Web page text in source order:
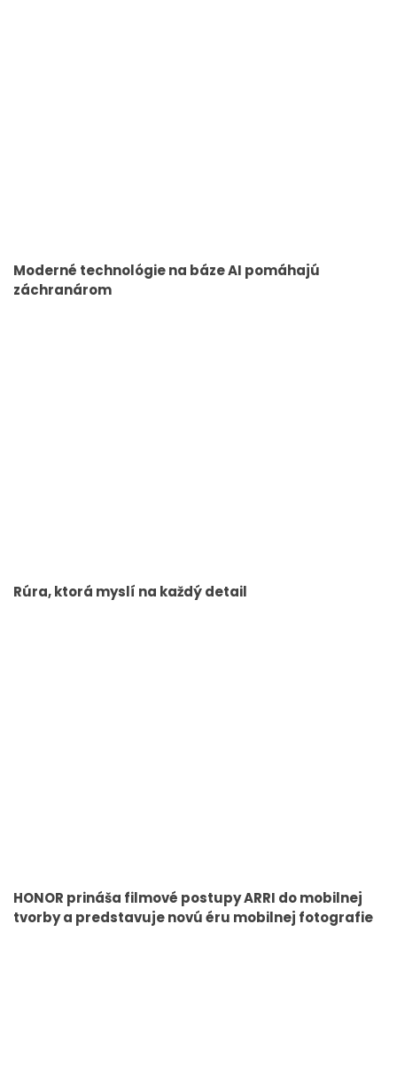
Moderné technológie na báze AI pomáhajú
záchranárom
Rúra, ktorá myslí na každý detail
HONOR prináša filmové postupy ARRI do mobilnej
tvorby a predstavuje novú éru mobilnej fotografie